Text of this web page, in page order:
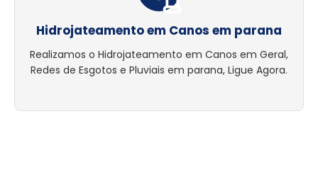
Hidrojateamento em Canos em parana
Realizamos o Hidrojateamento em Canos em Geral,
Redes de Esgotos e Pluviais em parana, Ligue Agora.